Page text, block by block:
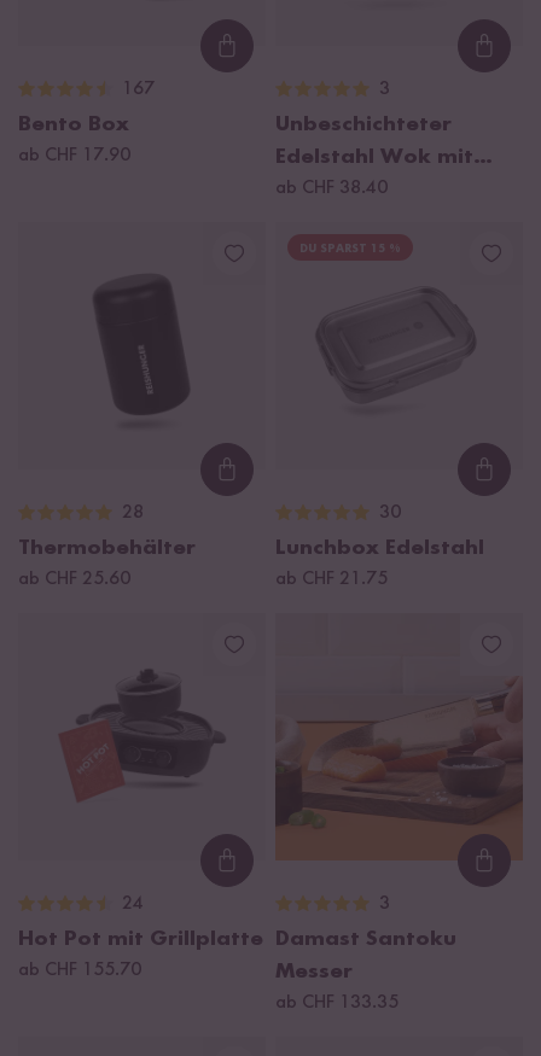
Loading...
167
Bento Box
ab CHF 17.90
3
Unbeschichteter
Edelstahl Wok mit
Dämpfeinsatz 30 cm
ab CHF 38.40
Loading...
28
Thermobehälter
ab CHF 25.60
DU SPARST 15 %
30
Lunchbox Edelstahl
ab CHF 21.75
Loading...
24
Hot Pot mit Grillplatte
ab CHF 155.70
3
Damast Santoku
Messer
ab CHF 133.35